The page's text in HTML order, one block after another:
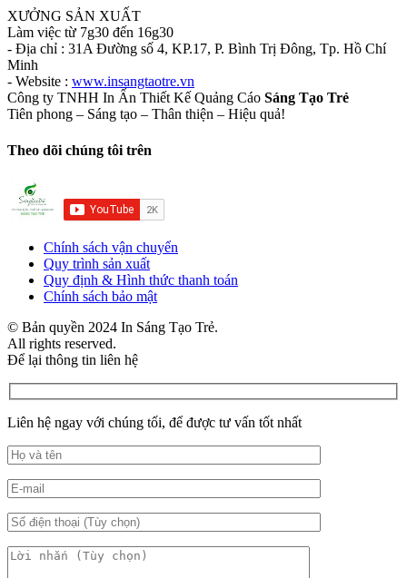
XƯỞNG SẢN XUẤT
Làm việc từ 7g30 đến 16g30
- Địa chỉ : 31A Đường số 4, KP.17, P. Bình Trị Đông, Tp. Hồ Chí
Minh
- Website : www.insangtaotre.vn
Công ty TNHH In Ấn Thiết Kế Quảng Cáo Sáng Tạo Trẻ
Tiên phong – Sáng tạo – Thân thiện – Hiệu quả!
Theo dõi chúng tôi trên
Chính sách vận chuyển
Quy trình sản xuất
Quy định & Hình thức thanh toán
Chính sách bảo mật
© Bản quyền 2024 In Sáng Tạo Trẻ.
All rights reserved.
Để lại thông tin liên hệ
Liên hệ ngay với chúng tối, để được tư vấn tốt nhất